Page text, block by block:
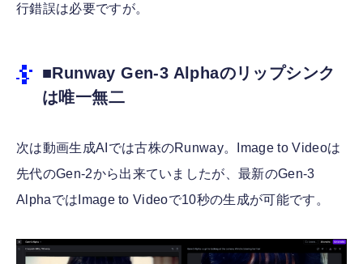
行錯誤は必要ですが。
■Runway Gen-3 Alphaのリップシンク
は唯一無二
次は動画生成AIでは古株のRunway。Image to Videoは
先代のGen-2から出来ていましたが、最新のGen-3
AlphaではImage to Videoで10秒の生成が可能です。